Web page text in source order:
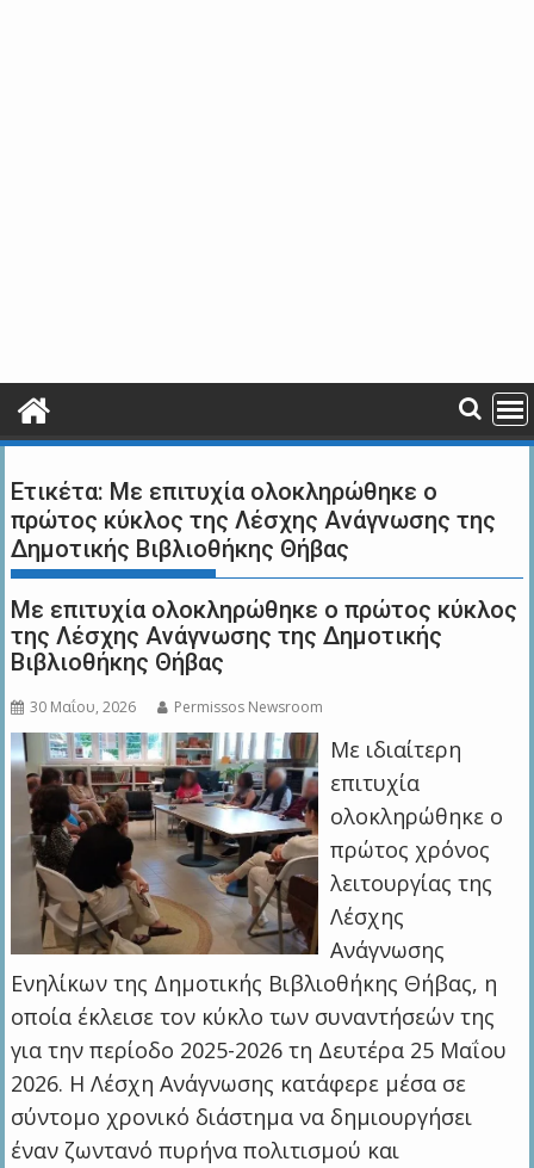
Ετικέτα: Με επιτυχία ολοκληρώθηκε ο
πρώτος κύκλος της Λέσχης Ανάγνωσης της
Δημοτικής Βιβλιοθήκης Θήβας
Με επιτυχία ολοκληρώθηκε ο πρώτος κύκλος
της Λέσχης Ανάγνωσης της Δημοτικής
Βιβλιοθήκης Θήβας
30 Μαΐου, 2026 Permissos Newsroom
Με ιδιαίτερη
επιτυχία
ολοκληρώθηκε ο
πρώτος χρόνος
λειτουργίας της
Λέσχης
Ανάγνωσης
Ενηλίκων της Δημοτικής Βιβλιοθήκης Θήβας, η
οποία έκλεισε τον κύκλο των συναντήσεών της
για την περίοδο 2025-2026 τη Δευτέρα 25 Μαΐου
2026. Η Λέσχη Ανάγνωσης κατάφερε μέσα σε
σύντομο χρονικό διάστημα να δημιουργήσει
έναν ζωντανό πυρήνα πολιτισμού και